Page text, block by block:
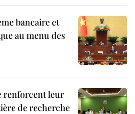
bancaire et
au menu des
renforcent leur
de recherche